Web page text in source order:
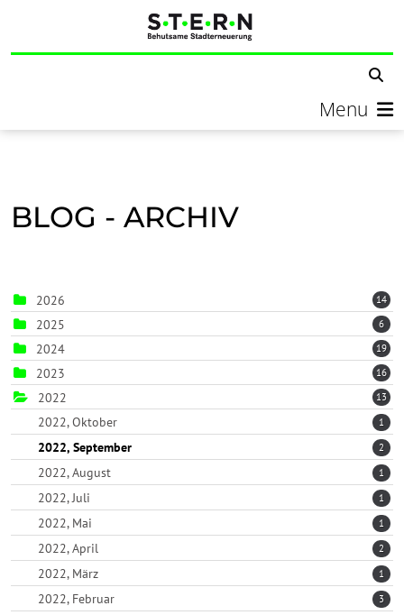
Menu
BLOG - ARCHIV
2026 14
2025 6
2024 19
2023 16
2022 13
2022, Oktober 1
2022, September 2
2022, August 1
2022, Juli 1
2022, Mai 1
2022, April 2
2022, März 1
2022, Februar 3